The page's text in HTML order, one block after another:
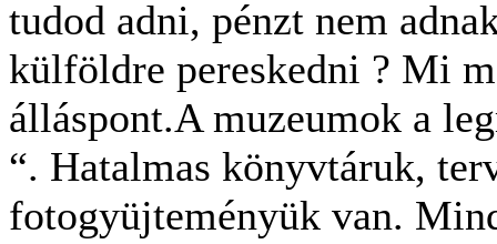
tudod adni, pénzt nem
külföldre pereskedni ? Mi
álláspont.A muzeumok a
“. Hatalmas könyvtáruk,
fotogyüjteményük van.